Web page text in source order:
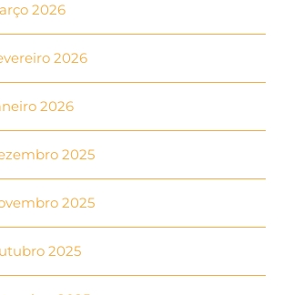
2026
2026
2026
2025
2025
2025